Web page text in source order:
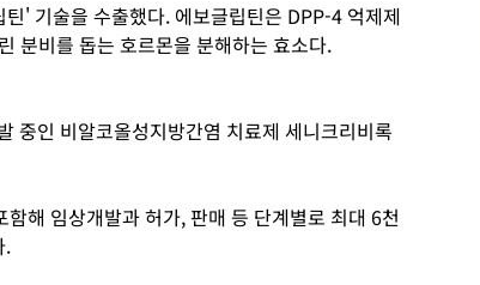
' 기술을 수출했다. 에보글립틴은 DPP-4 억제제
분비를 돕는 호르몬을 분해하는 효소다.
중인 비알코올성지방간염 치료제 세니크리비록
해 임상개발과 허가, 판매 등 단계별로 최대 6천
.